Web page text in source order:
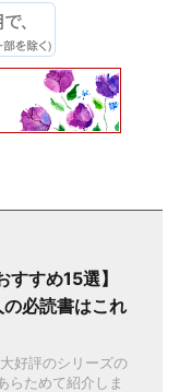
すすめ15選】
必読書はこれ
好評のシリーズの
らためて紹介しま